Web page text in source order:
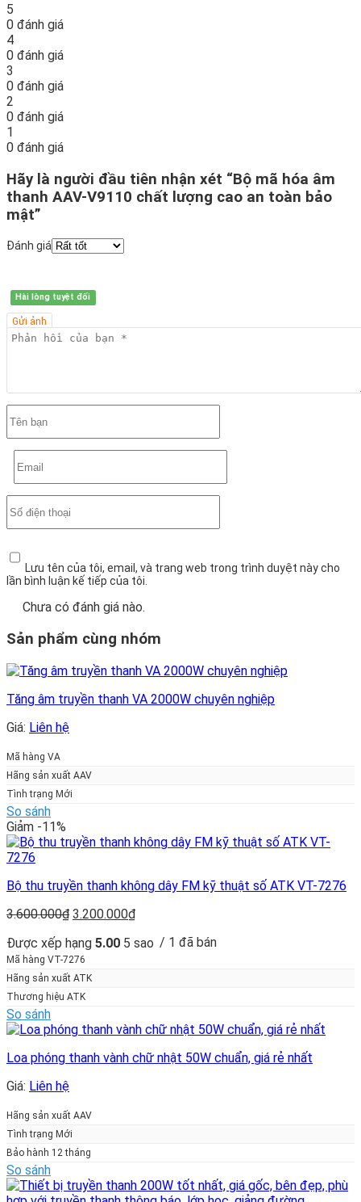
5
0 đánh giá
4
0 đánh giá
3
0 đánh giá
2
0 đánh giá
1
0 đánh giá
Hãy là người đầu tiên nhận xét “Bộ mã hóa âm
thanh AAV-V9110 chất lượng cao an toàn bảo
mật”
Đánh giá
Hài lòng tuyệt đối
Gửi ảnh
Lưu tên của tôi, email, và trang web trong trình duyệt này cho
lần bình luận kế tiếp của tôi.
Chưa có đánh giá nào.
Sản phẩm cùng nhóm
Tăng âm truyền thanh VA 2000W chuyên nghiệp
Giá: Liên hệ
Mã hàng VA
Hãng sản xuất AAV
Tình trạng Mới
So sánh
Giảm -11%
Bộ thu truyền thanh không dây FM kỹ thuật số ATK VT-7276
3.600.000₫ Giá
là:
3.600.000₫.
3.200.000₫Giá
tại
Được xếp hạng 5.00 5 sao / 1 đã bán
Mã hàng VT-7276
Hãng sản xuất ATK
Thương hiệu ATK
So sánh
Loa phóng thanh vành chữ nhật 50W chuẩn, giá rẻ nhất
Giá: Liên hệ
Hãng sản xuất AAV
Tình trạng Mới
Bảo hành 12 tháng
So sánh